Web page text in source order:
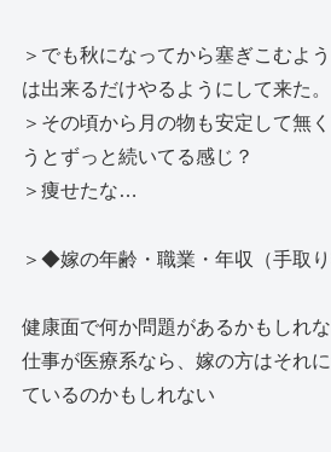
＞でも秋になってから塞ぎこむよ
は出来るだけやるようにして来た。
＞その頃から月の物も安定して無
うとずっと続いてる感じ？
＞痩せたな…
＞◆嫁の年齢・職業・年収（手取
健康面で何か問題があるかもしれ
仕事が医療系なら、嫁の方はそれ
ているのかもしれない